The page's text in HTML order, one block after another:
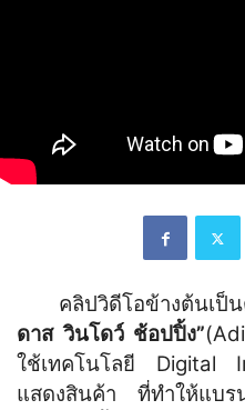
คลิปวิดีโอข้างต้นเป็น
ดาส วินโดว์ ช้อปปิ้ง”
ใช้เทคโนโลยี Digital
แสดงสินค้า ที่ทำให้แบร